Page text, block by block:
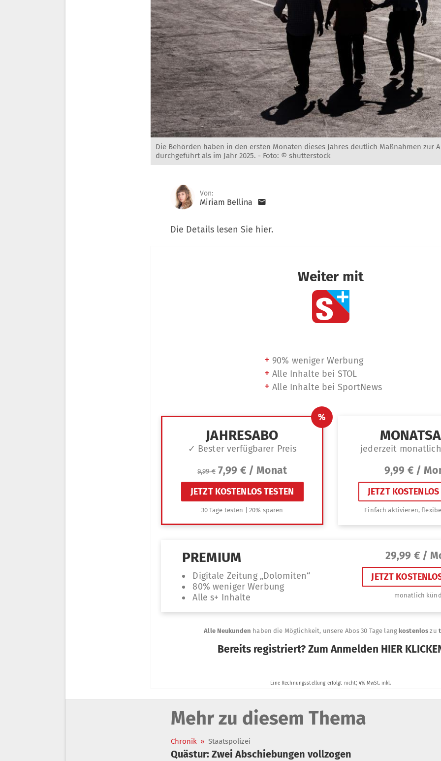
Die Behörden haben in den ersten Monaten dieses Jahres deutlich Maßnahmen zur
durchgeführt als im Jahr 2025. - Foto: © shutterstock
Von:
Miriam Bellina
Die Details lesen Sie hier.
Mehr zu diesem Thema
Chronik » Staatspolizei
Quästur: Zwei Abschiebungen vollzogen